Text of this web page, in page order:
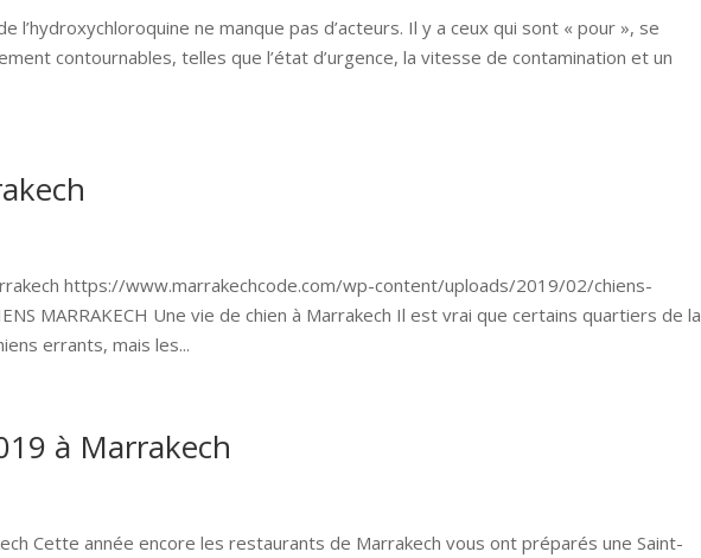
l’hydroxychloroquine ne manque pas d’acteurs. Il y a ceux qui sont « pour », se
contournables, telles que l’état d’urgence, la vitesse de contamination et un
https://www.marrakechcode.com/wp-content/uploads/2019/02/chiens-
MARRAKECH Une vie de chien à Marrakech Il est vrai que certains quartiers de la
errants, mais les...
à Marrakech
Cette année encore les restaurants de Marrakech vous ont préparés une Saint-